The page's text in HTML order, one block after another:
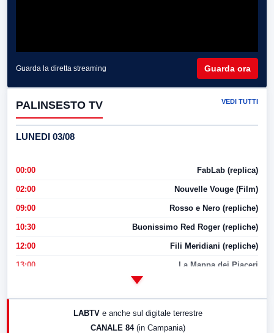
Guarda la diretta streaming Guarda ora
PALINSESTO TV VEDI TUTTI
LUNEDI 03/08
00:00 FabLab (replica)
02:00 Nouvelle Vouge (Film)
09:00 Rosso e Nero (repliche)
10:30 Buonissimo Red Roger (repliche)
12:00 Fili Meridiani (repliche)
13:00 La Mappa dei Piaceri
17:00 LabNews (replica)
LABTV e anche sul digitale terrestre
CANALE 84 (in Campania)